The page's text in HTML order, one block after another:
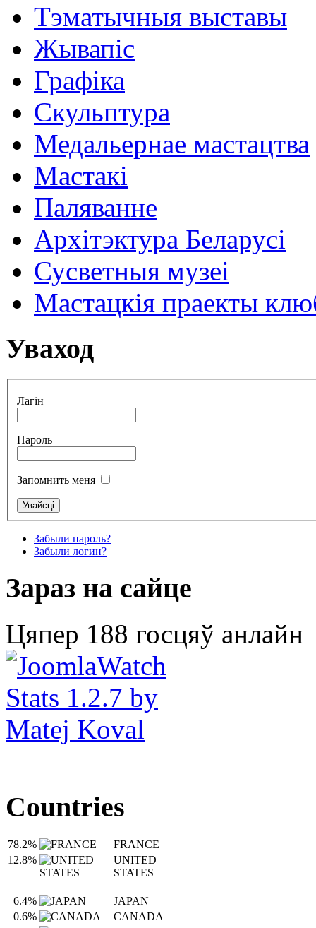
Тэматычныя выставы
Жывапіс
Графіка
Скульптура
Медальернае мастацтва
Мастакі
Паляванне
Архітэктура Беларусі
Сусветныя музеі
Мастацкія праекты
Уваход
Лагін
Пароль
Запомнить меня
Забыли пароль?
Забыли логин?
Зараз на сайце
Цяпер 188 госцяў анлайн
Countries
78.2%
FRANCE
12.8%
UNITED
STATES
6.4%
JAPAN
0.6%
CANADA